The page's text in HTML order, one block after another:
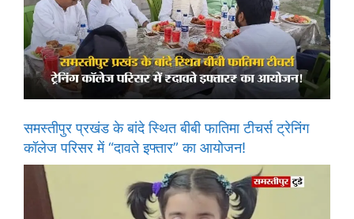
समस्तीपुर प्रखंड के बांदे स्थित बीबी फातिमा टीचर्स ट्रेनिंग
कॉलेज परिसर में “दावते इफ्तार” का आयोजन!